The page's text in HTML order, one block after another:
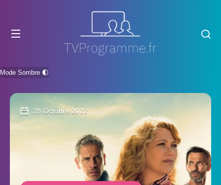
Mode Sombre 🌓
28 Octobre 2022